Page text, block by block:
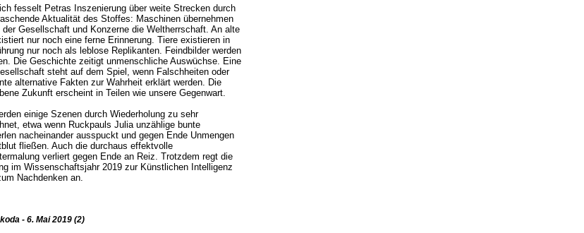
fesselt Petras Inszenierung über weite Strecken durch
Aktualität des Stoffes: Maschinen übernehmen
der Gesellschaft und Konzerne die Weltherrschaft. An alte
nur noch eine ferne Erinnerung. Tiere existieren in
nur noch als leblose Replikanten. Feindbilder werden
Die Geschichte zeitigt unmenschliche Auswüchse. Eine
steht auf dem Spiel, wenn Falschheiten oder
alternative Fakten zur Wahrheit erklärt werden. Die
Zukunft erscheint in Teilen wie unsere Gegenwart.
einige Szenen durch Wiederholung zu sehr
etwa wenn Ruckpauls Julia unzählige bunte
nacheinander ausspuckt und gegen Ende Unmengen
fließen. Auch die durchaus effektvolle
verliert gegen Ende an Reiz. Trotzdem regt die
im Wissenschaftsjahr 2019 zur Künstlichen Intelligenz
Nachdenken an.
- 6. Mai 2019 (2)